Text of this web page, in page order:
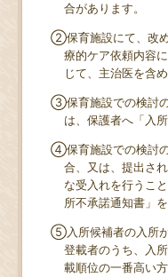
合があります。
②保育施設にて、改
療的ケア依頼内容
じて、主治医を含
③保育施設での検討
は、保護者へ「入
④保育施設での検討
合、又は、提出さ
な受入れを行うこ
所不承諾通知書」を
⑤入所候補者の入所
登載者のうち、入
載順位の一番高い